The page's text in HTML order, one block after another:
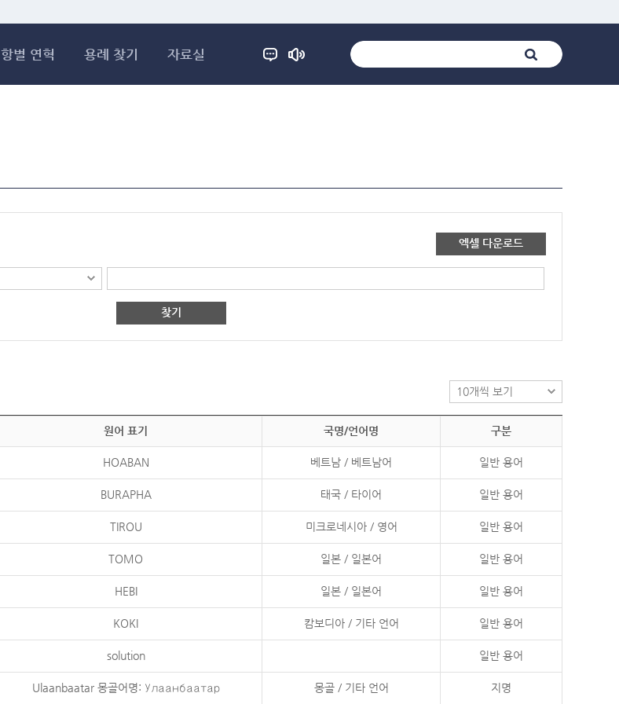
항별 연혁 용례 찾기 자료실
엑셀 다운로드
찾기
원어 표기 국명/언어명 구분
HOABAN 베트남 / 베트남어 일반 용어
BURAPHA 태국 / 타이어 일반 용어
TIROU 미크로네시아 / 영어 일반 용어
TOMO 일본 / 일본어 일반 용어
HEBI 일본 / 일본어 일반 용어
KOKI 캄보디아 / 기타 언어 일반 용어
solution 일반 용어
Ulaanbaatar 몽골어명: Улаанбаатар 몽골 / 기타 언어 지명